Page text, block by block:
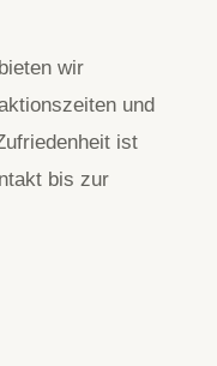
wir
und
ist
bis zur